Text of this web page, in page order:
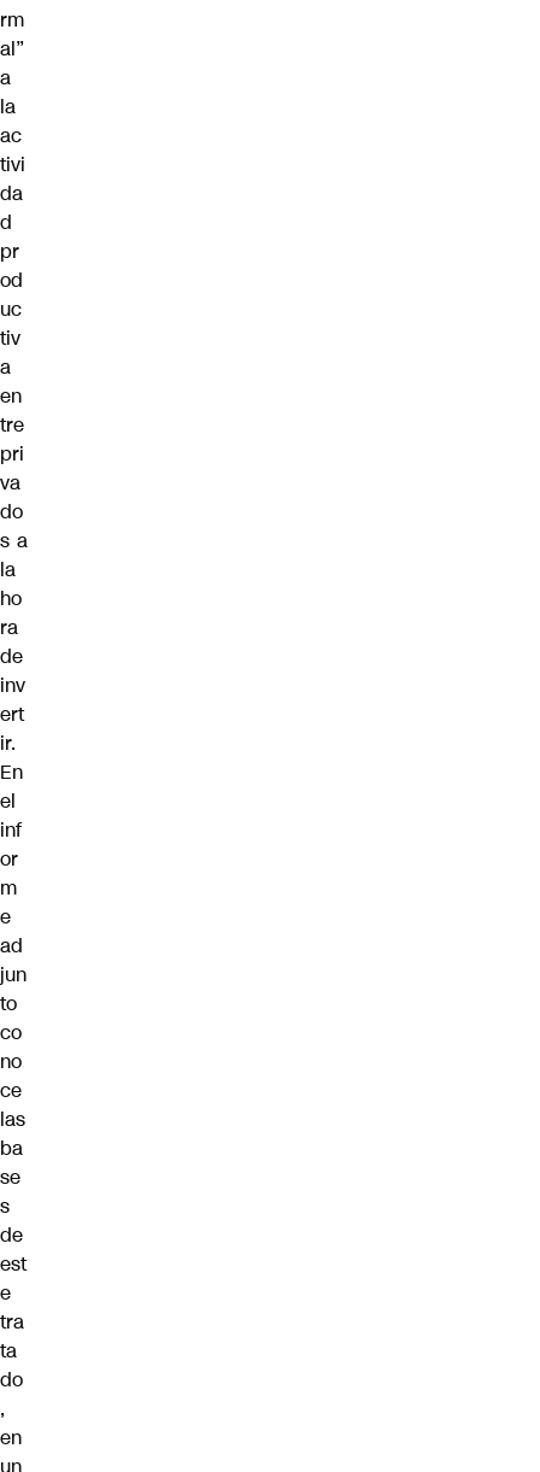
rm
al”
a
la
ac
tivi
da
d
pr
od
uc
tiv
a
en
tre
pri
va
do
s a
la
ho
ra
de
inv
ert
ir.
En
el
inf
or
m
e
ad
jun
to
co
no
ce
las
ba
se
s
de
est
e
tra
ta
do
,
en
un